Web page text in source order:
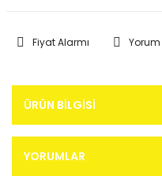
Fiyat Alarmı Yorum
ÜRÜN BILGISI
YORUMLAR